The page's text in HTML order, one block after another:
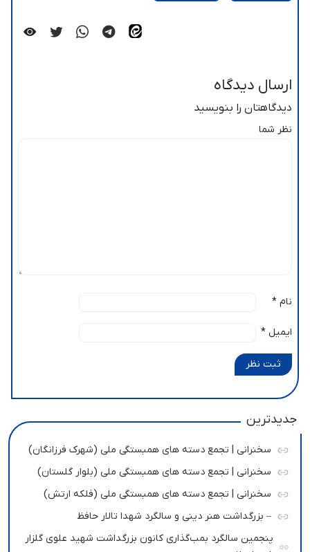
ارسال دیدگاه
دیدگاهتان را بنویسید
نظر شما
نام *
ایمیل *
ثبت نظر
جدیدترین
سخنرانی | تجمع دسته های همبستگی ملی (شهرک فرزانگان)
سخنرانی | تجمع دسته های همبستگی ملی (بلوار گلستان)
سخنرانی | تجمع دسته های همبستگی ملی (فلکه ارتش)
– بزرگداشت هنر دینی و سالگرد شهدا تالار حافظ
پنجمین سالگرد بمب‌گذاری کانون بزرگداشت شهید علوی گلزار